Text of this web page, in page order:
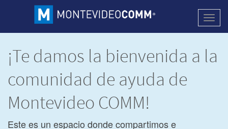
¡Te damos la bienvenida a la
comunidad de ayuda de
Montevideo COMM!
Este es un espacio donde compartimos e